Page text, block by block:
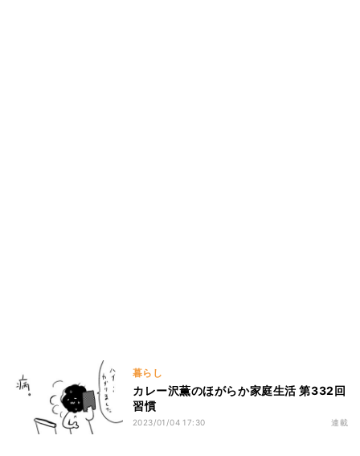
暮らし
カレー沢薫のほがらか家庭生活 第332回
習慣
2023/01/04 17:30 連載